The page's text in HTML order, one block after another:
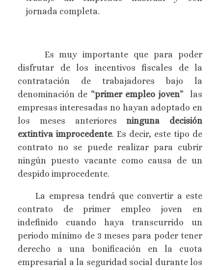
jornada completa.
Es muy importante que para poder
disfrutar de los incentivos fiscales de la
contratación de trabajadores bajo la
denominación de “primer empleo joven” las
empresas interesadas no hayan adoptado en
los meses anterioresninguna decisión
extintiva improcedente. Es decir, este tipo de
contrato no se puede realizar para cubrir
ningún puesto vacante como causa de un
despido improcedente.
La empresa tendrá que convertir a este
contrato de primer empleo joven en
indefinido cuando haya transcurrido un
periodo mínimo de 3 meses para poder tener
derecho a una bonificación en la cuota
empresarial a la seguridad social durante los